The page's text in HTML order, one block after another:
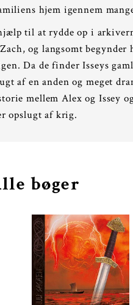
hjem igennem
til at rydde op i
og langsomt begynder
Da de finder Isseys
af en anden og meget
mellem Alex og Issey
opslugt af krig.
bøger